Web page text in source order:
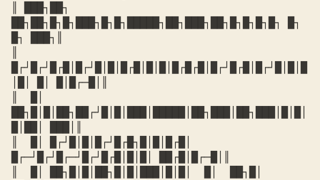
║ ███┐██┐
██┐██┐█┐█┐███┐█┐█┐█████┐██┐███┐██┐█┐█┐█┐█┐ █┐
█┐ ███┐║
█┌┘█┌┘█┌█│█┌┘█│█│█┌█│█│█│█┌█┌█│█┌┘█┌█│█┌┘█│█│█
│█│ █│ █│█┌─█│║
██┐█│█│██┐██┌┘█│█│███│█████│██┐███│██┐███│█│█│
║  █│ █┌┘█│█│█┌┘█┌█┐█│█│█┌█│
█┌─┘█┌┘█┌─┘█┌┘█┌█│█│█│ ██┌█│█┌─█│║
║  █│ ██┐█│█│██┐█│█│███│█│█│  █│  ██┐█│